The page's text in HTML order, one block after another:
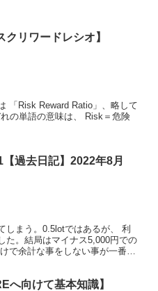
クリワードレシオ】
「Risk Reward Ratio」、略して
の単語の意味は、 Risk＝危険
【過去日記】2022年8月
まう。0.5lotではあるが、 利
た。結局はマイナス5,000円での
で余計な事をしない事が一番良
へ向けて基本知識】